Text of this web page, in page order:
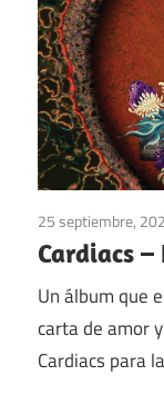
25 septiembre,
Cardiacs –
Un álbum que
carta de amor
Cardiacs para